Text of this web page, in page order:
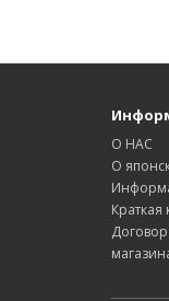
О НАС
О
Краткая